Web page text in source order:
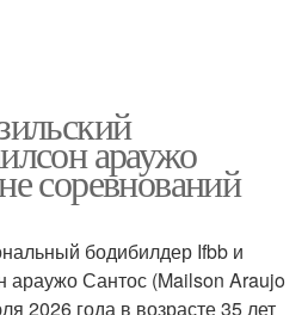
араужо
соревнований
бодибилдер Ifbb и
араужо Сантос (Mailson Araujo
2026 года в возрасте 35 лет